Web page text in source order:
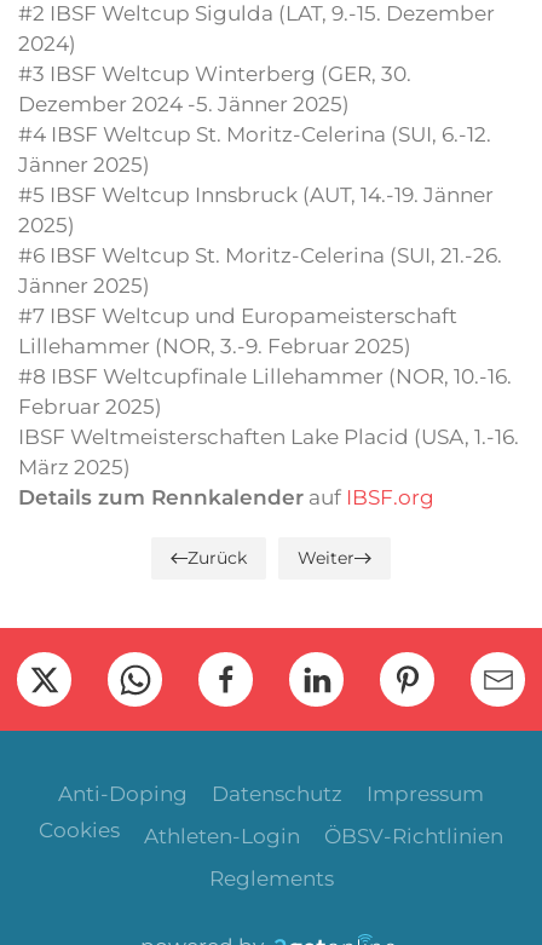
#2 IBSF Weltcup Sigulda (LAT, 9.-15. Dezember
2024)
#3 IBSF Weltcup Winterberg (GER, 30.
Dezember 2024 -5. Jänner 2025)
#4 IBSF Weltcup St. Moritz-Celerina (SUI, 6.-12.
Jänner 2025)
#5 IBSF Weltcup Innsbruck (AUT, 14.-19. Jänner
2025)
#6 IBSF Weltcup St. Moritz-Celerina (SUI, 21.-26.
Jänner 2025)
#7 IBSF Weltcup und Europameisterschaft
Lillehammer (NOR, 3.-9. Februar 2025)
#8 IBSF Weltcupfinale Lillehammer (NOR, 10.-16.
Februar 2025)
IBSF Weltmeisterschaften Lake Placid (USA, 1.-16.
März 2025)
Details zum Rennkalender auf IBSF.org
Zurück Weiter
Anti-Doping Datenschutz
Impressum
Cookies
Athleten-Login
ÖBSV-Richtlinien
Reglements